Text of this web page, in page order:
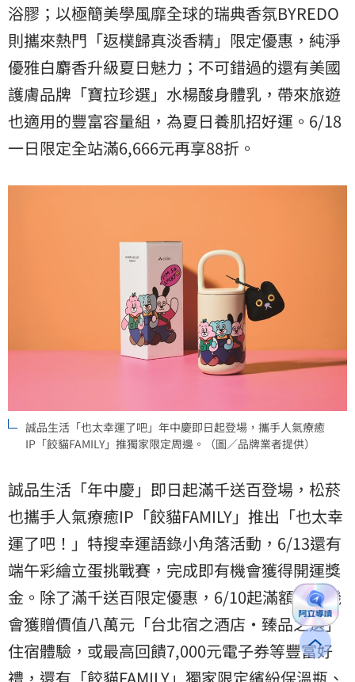
浴膠；以極簡美學風靡全球的瑞典香氛BYREDO
則攜來熱門「返樸歸真淡香精」限定優惠，純淨
優雅白麝香升級夏日魅力；不可錯過的還有美國
護膚品牌「寶拉珍選」水楊酸身體乳，帶來旅遊
也適用的豐富容量組，為夏日養肌招好運。6/18
一日限定全站滿6,666元再享88折。
誠品生活「也太幸運了吧」年中慶即日起登場，攜手人氣療癒
IP「餃貓FAMILY」推獨家限定周邊。（圖／品牌業者提供）
誠品生活「年中慶」即日起滿千送百登場，松菸
也攜手人氣療癒IP「餃貓FAMILY」推出「也太幸
運了吧！」特搜幸運語錄小角落活動，6/13還有
端午彩繪立蛋挑戰賽，完成即有機會獲得開運獎
金。除了滿千送百限定優惠，6/10起滿額更有機
會獲贈價值八萬元「台北宿之酒店•臻品之選」
住宿體驗，或最高回饋7,000元電子券等豐富好